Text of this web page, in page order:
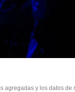
agregadas y los datos de